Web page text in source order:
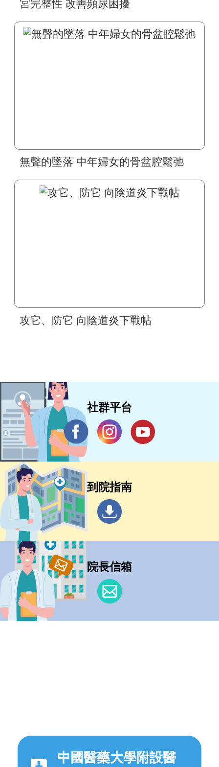
宮完整性 改善頻尿困擾
無聲的墜落 中年婦女的骨盆腔鬆弛
攻它、防它 向陰道炎下戰帖
社群平台
到院指南
院長信箱
中國醫藥大學附設醫